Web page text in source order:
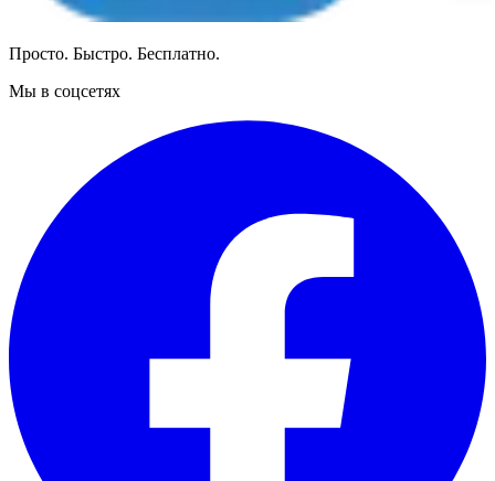
Просто. Быстро. Бесплатно.
Мы в соцсетях